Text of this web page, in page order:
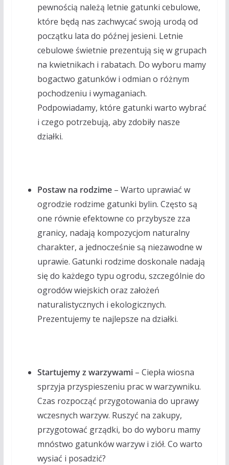
pewnością należą letnie gatunki cebulowe,
które będą nas zachwycać swoją urodą od
początku lata do późnej jesieni. Letnie
cebulowe świetnie prezentują się w grupach
na kwietnikach i rabatach. Do wyboru mamy
bogactwo gatunków i odmian o różnym
pochodzeniu i wymaganiach.
Podpowiadamy, które gatunki warto wybrać
i czego potrzebują, aby zdobiły nasze
działki.
Postaw na rodzime – Warto uprawiać w
ogrodzie rodzime gatunki bylin. Często są
one równie efektowne co przybysze zza
granicy, nadają kompozycjom naturalny
charakter, a jednocześnie są niezawodne w
uprawie. Gatunki rodzime doskonale nadają
się do każdego typu ogrodu, szczególnie do
ogrodów wiejskich oraz założeń
naturalistycznych i ekologicznych.
Prezentujemy te najlepsze na działki.
Startujemy z warzywami – Ciepła wiosna
sprzyja przyspieszeniu prac w warzywniku.
Czas rozpocząć przygotowania do uprawy
wczesnych warzyw. Ruszyć na zakupy,
przygotować grządki, bo do wyboru mamy
mnóstwo gatunków warzyw i ziół. Co warto
wysiać i posadzić?